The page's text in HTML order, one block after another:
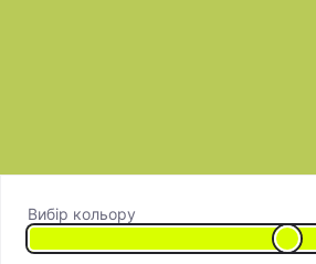
Вибір кольору